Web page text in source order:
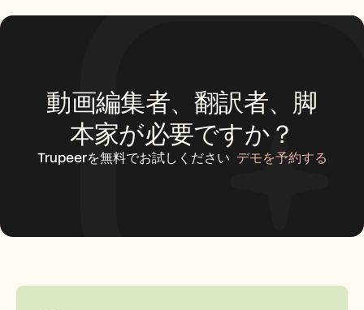
動画編集者、翻訳者、脚
本家が必要ですか？
Trupeerを無料でお試しください デモを予約する